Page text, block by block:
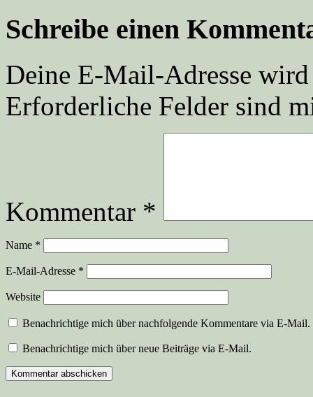
Schreibe einen
Deine E-Mail-Adresse
Erforderliche Felder sind
Kommentar *
Name *
E-Mail-Adresse *
Website
Benachrichtige mich über nachfolgende Kommentare via E-Mail.
Benachrichtige mich über neue Beiträge via E-Mail.